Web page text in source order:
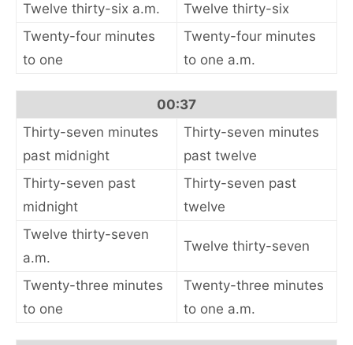
Twelve thirty-six a.m.
Twelve thirty-six
Twenty-four minutes
to one
Twenty-four minutes
to one a.m.
00:37
Thirty-seven minutes
past midnight
Thirty-seven minutes
past twelve
Thirty-seven past
midnight
Thirty-seven past
twelve
Twelve thirty-seven
a.m.
Twelve thirty-seven
Twenty-three minutes
to one
Twenty-three minutes
to one a.m.